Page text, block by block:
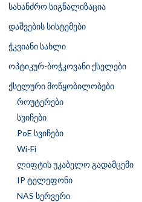
სახანძრო სიგნალიზაცია
დაშვების სისტემები
ჭკვიანი სახლი
ოპტიკურ-ბოჭკოვანი ქსელები
ქსელური მოწყობილობები
როუტერები
სვიჩები
PoE სვიჩები
Wi-Fi
ლიფტის უკაბელო გადამცემი
IP ტელეფონი
NAS სერვერი